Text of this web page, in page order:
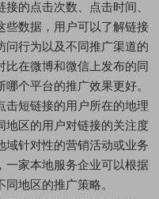
接的点击次数、点击时间、
些数据，用户可以了解链接
问行为以及不同推广渠道的
比在微博和微信上发布的同
个平台的推广效果更好。
击短链接的用户所在的地理
地区的用户对链接的关注度
域针对性的营销活动或业务
一家本地服务企业可以根据
地区的推广策略。